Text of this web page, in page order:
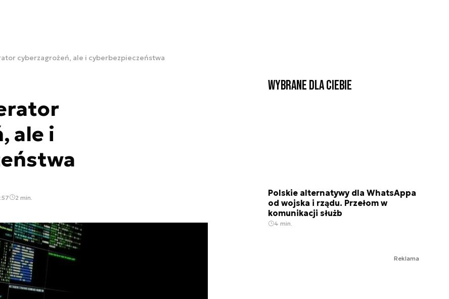
cyberzagrożeń, ale i cyberbezpieczeństwa
ale i
2 min.
Wybrane dla Ciebie
Polskie alternatywy dla WhatsAppa
od wojska i rządu. Przełom w
komunikacji służb
4 min.
Reklama